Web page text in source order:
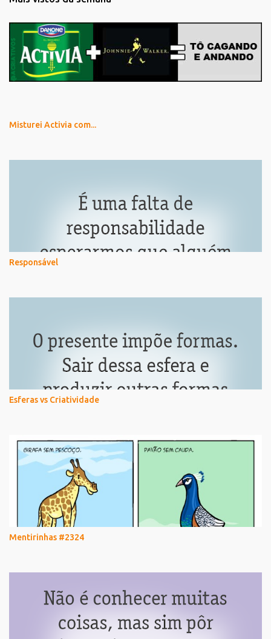
Misturei Activia com...
Responsável
Esferas vs Criatividade
Mentirinhas #2324